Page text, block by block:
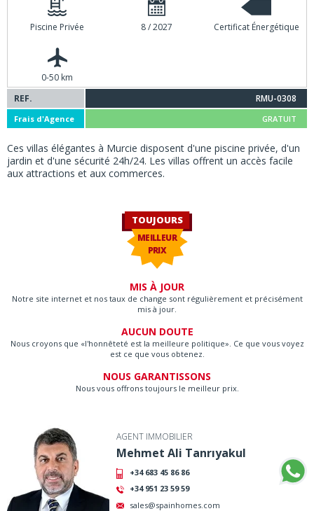
Piscine Privée 8 / 2027 Certificat Énergétique
0-50 km
REF.
RMU-0308
Frais d'Agence GRATUIT
Ces villas élégantes à Murcie disposent d'une piscine privée, d'un
jardin et d'une sécurité 24h/24. Les villas offrent un accès facile
aux attractions et aux commerces.
TOUJOURS
MEILLEUR
PRIX
MIS À JOUR
Notre site internet et nos taux de change sont régulièrement et précisément
mis à jour.
AUCUN DOUTE
Nous croyons que «l'honnêteté est la meilleure politique». Ce que vous voyez
est ce que vous obtenez.
NOUS GARANTISSONS
Nous vous offrons toujours le meilleur prix.
AGENT IMMOBILIER
Mehmet Ali Tanrıyakul
+34 683 45 86 86
+34 951 23 59 59
sales@spainhomes.com